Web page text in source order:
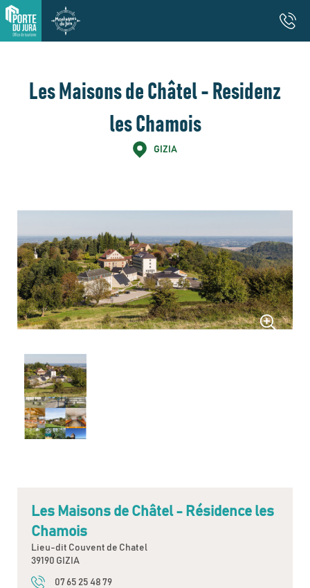
Les Maisons de Châtel - Residenz
les Chamois
GIZIA
Les Maisons de Châtel - Résidence les
Chamois
Lieu-dit Couvent de Chatel
39190 GIZIA
07 65 25 48 79